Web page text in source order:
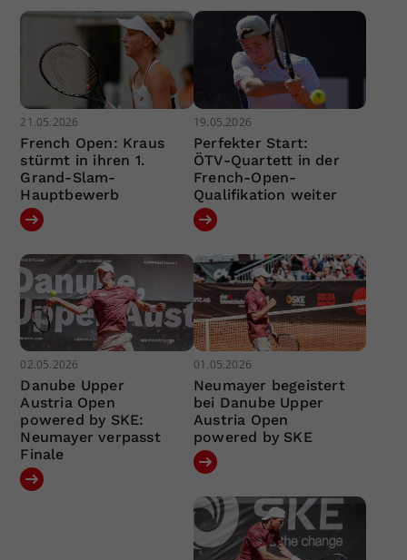
21.05.2026
French Open: Kraus
stürmt in ihren 1.
Grand-Slam-
Hauptbewerb
19.05.2026
Perfekter Start:
ÖTV-Quartett in der
French-Open-
Qualifikation weiter
02.05.2026
Danube Upper
Austria Open
powered by SKE:
Neumayer verpasst
Finale
01.05.2026
Neumayer begeistert
bei Danube Upper
Austria Open
powered by SKE